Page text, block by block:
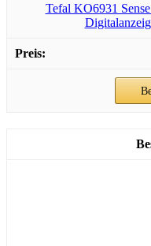
Tefal KO6931